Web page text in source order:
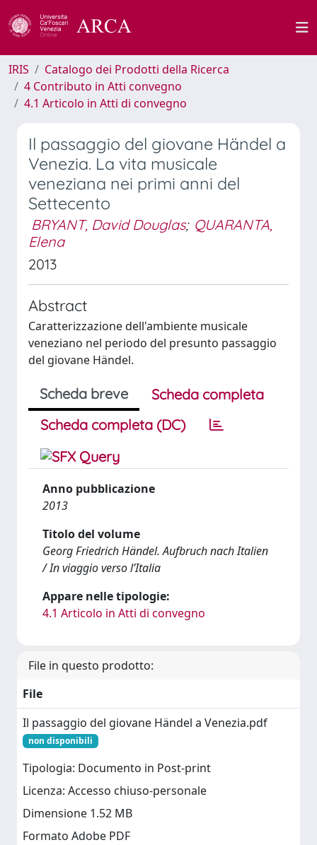
IRIS
Catalogo dei Prodotti della Ricerca
4 Contributo in Atti convegno
4.1 Articolo in Atti di convegno
Il passaggio del giovane Händel a
Venezia. La vita musicale
veneziana nei primi anni del
Settecento
BRYANT, David Douglas; QUARANTA,
Elena
2013
Abstract
Caratterizzazione dell'ambiente musicale
veneziano nel periodo del presunto passaggio
del giovane Händel.
Scheda breve
Scheda completa
Scheda completa (DC)
Anno pubblicazione
2013
Titolo del volume
Georg Friedrich Händel. Aufbruch nach Italien
/ In viaggio verso l’Italia
Appare nelle tipologie:
4.1 Articolo in Atti di convegno
File in questo prodotto:
File
Il passaggio del giovane Händel a Venezia.pdf
non disponibili
Tipologia: Documento in Post-print
Licenza: Accesso chiuso-personale
Dimensione 1.52 MB
Formato Adobe PDF